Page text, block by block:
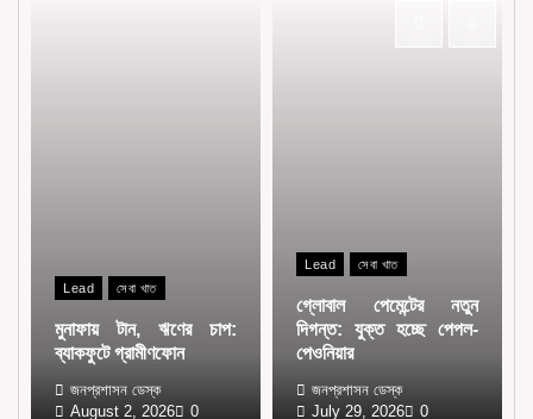
Lead সেবা খাত
মুনাফায় টান, ঋণের চাপ:
ব্যাকফুটে গ্রামীণফোন
জনপ্রশাসন ডেস্ক
August 2, 2026
0
Lead সেবা খাত
গ্লোবাল পেমেন্টের নতুন
দিগন্ত: যুক্ত হচ্ছে পেপল-
পেওনিয়ার
জনপ্রশাসন ডেস্ক
July 29, 2026
0